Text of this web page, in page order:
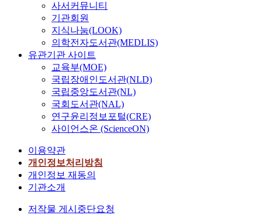
사서커뮤니티
기관회원
지식나눔(LOOK)
의학전자도서관(MEDLIS)
유관기관 사이트
교육부(MOE)
국립장애인도서관(NLD)
국립중앙도서관(NL)
국회도서관(NAL)
연구윤리정보포털(CRE)
사이언스온 (ScienceON)
이용약관
개인정보처리방침
개인정보 재동의
기관소개
저작물 게시중단요청